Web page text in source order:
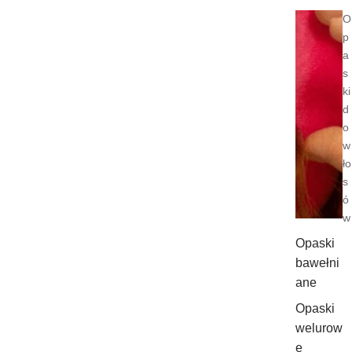
O
p
a
s
ki
d
o
w
ło
s
ó
w
Opaski
bawełni
ane
Opaski
welurow
e